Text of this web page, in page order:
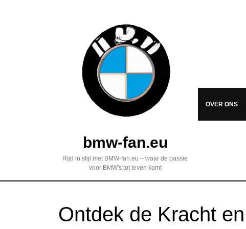
bmw-fan.eu
Rijd in stijl met BMW-fan.eu – waar de passie
voor BMW's tot leven komt
OVER ONS
Ontdek de Kracht